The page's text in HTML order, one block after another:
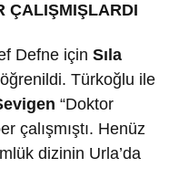
ÇALIŞMIŞLARDI
Defne için Sıla
Türkoğlu ile
“Doktor
çalışmıştı. Henüz
dizinin Urla’da